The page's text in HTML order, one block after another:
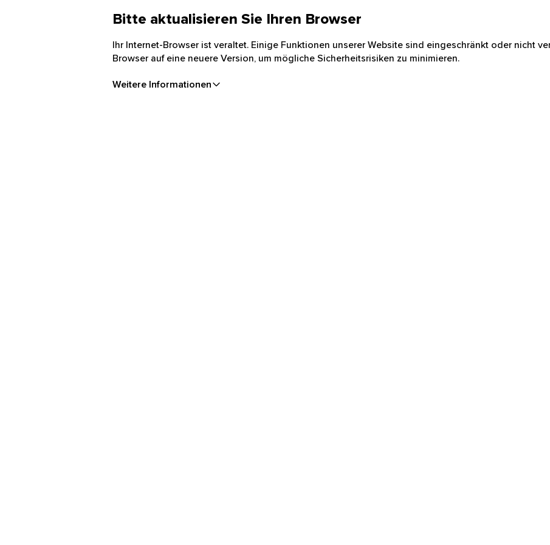
Bitte aktualisieren Sie Ihren Browser
Ihr Internet-Browser ist veraltet. Einige Funktionen unserer Website sind eingeschränkt oder nicht
Browser auf eine neuere Version, um mögliche Sicherheitsrisiken zu minimieren.
Weitere Informationen